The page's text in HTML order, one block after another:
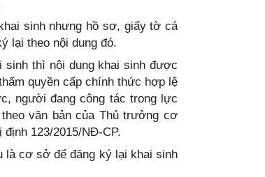
sinh nhưng hồ sơ, giấy tờ cá
lại theo nội dung đó.
sinh thì nội dung khai sinh được
quyền cấp chính thức hợp lệ
người đang công tác trong lực
văn bản của Thủ trưởng cơ
123/2015/NĐ-CP.
là cơ sở để đăng ký lại khai sinh